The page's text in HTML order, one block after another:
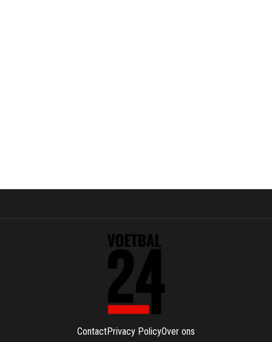
ContactPrivacy PolicyOver ons